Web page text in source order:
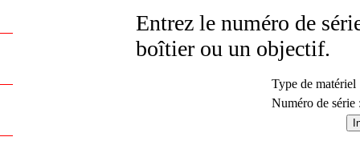
Entrez le numéro de
boîtier ou un objectif.
Type de matériel
Numéro de série